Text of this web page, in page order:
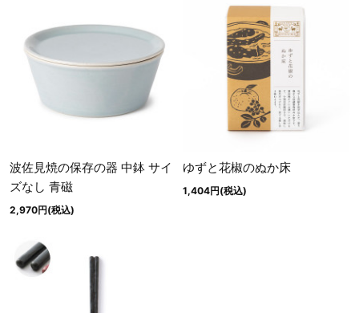
波佐見焼の保存の器 中鉢 サイ
ズなし 青磁
2,970円(税込)
ゆずと花椒のぬか床
1,404円(税込)